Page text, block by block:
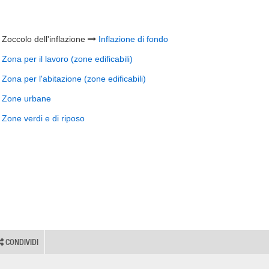
Zoccolo dell'inflazione Inflazione di fondo
Zona per il lavoro (zone edificabili)
Zona per l'abitazione (zone edificabili)
Zone urbane
Zone verdi e di riposo
CONDIVIDI